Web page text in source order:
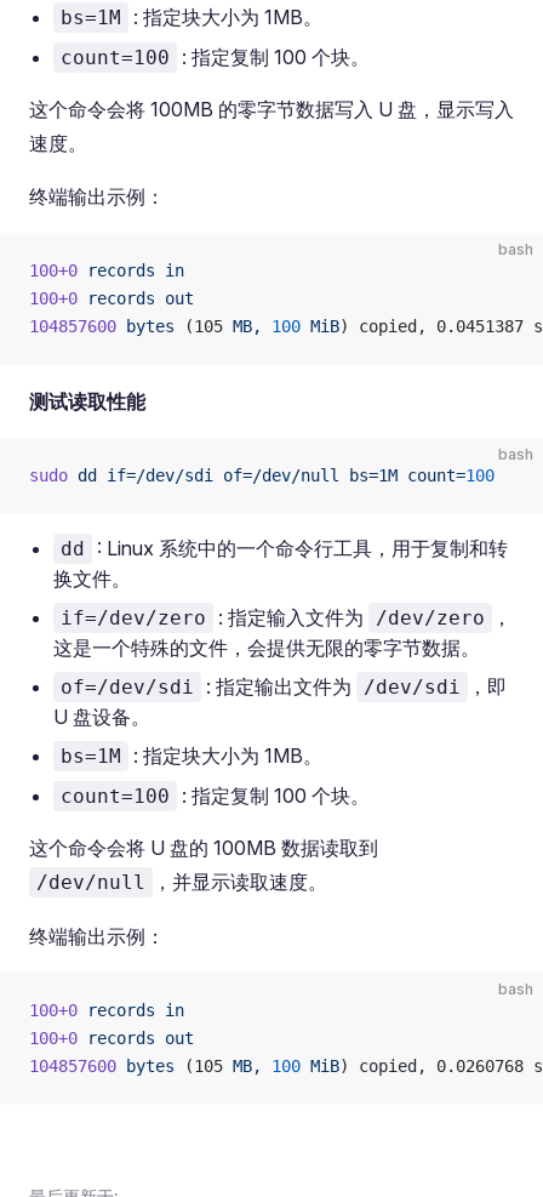
bs=1M : 指定块大小为 1MB。
count=100 : 指定复制 100 个块。
这个命令会将 100MB 的零字节数据写入 U 盘，显示写入
速度。
终端输出示例：
bash
100+0 records in
100+0 records out
104857600 bytes (105 MB, 100 MiB) copied, 0.0451387
测试读取性能
bash
sudo dd if=/dev/sdi of=/dev/null bs=1M count=100
dd
: Linux 系统中的一个命令行工具，用于复制和转
换文件。
if=/dev/zero : 指定输入文件为 /dev/zero
，
这是一个特殊的文件，会提供无限的零字节数据。
of=/dev/sdi : 指定输出文件为 /dev/sdi
，即
U 盘设备。
bs=1M : 指定块大小为 1MB。
count=100 : 指定复制 100 个块。
这个命令会将 U 盘的 100MB 数据读取到
/dev/null ，并显示读取速度。
终端输出示例：
bash
100+0 records in
100+0 records out
104857600 bytes (105 MB, 100 MiB) copied, 0.0260768